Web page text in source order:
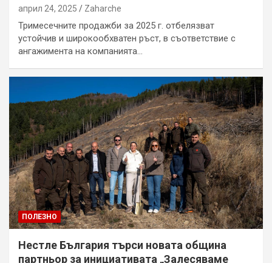
април 24, 2025 Zaharche
Тримесечните продажби за 2025 г. отбелязват
устойчив и широкообхватен ръст, в съответствие с
ангажимента на компанията…
ПОЛЕЗНО
Нестле България търси новата община
партньор за инициативата „Залесяваме